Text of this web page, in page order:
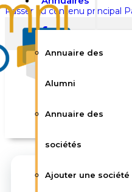
Passer au contenu principal
Rechercher
Annuaire des
Alumni
Annuaire des
sociétés
Ajouter une société